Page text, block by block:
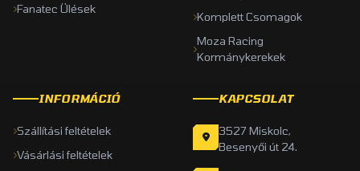
Fanatec Ülések
Komplett Csomagok
Moza Racing
Kormánykerekek
INFORMÁCIÓ
Szállítási feltételek
Vásárlási feltételek
KAPCSOLAT
3527 Miskolc,
Besenyői út 24.